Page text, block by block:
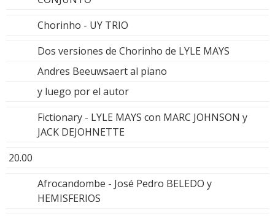
Chorinho - UY TRIO
Dos versiones de Chorinho de LYLE MAYS
Andres Beeuwsaert al piano
y luego por el autor
Fictionary - LYLE MAYS con MARC JOHNSON y
JACK DEJOHNETTE
20.00
Afrocandombe - José Pedro BELEDO y
HEMISFERIOS